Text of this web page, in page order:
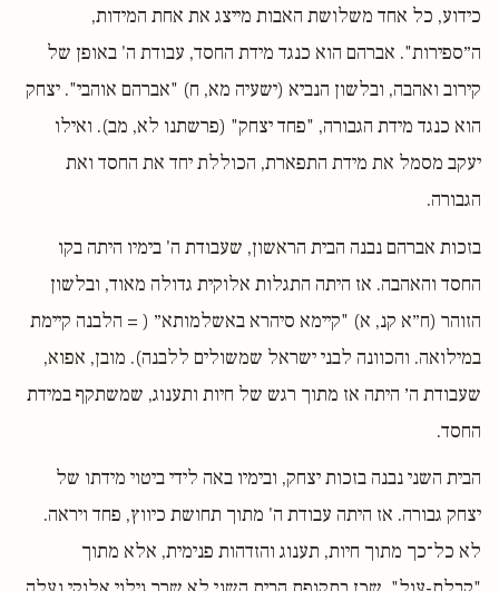
כידוע, כל אחד משלושת האבות מייצג את אחת המידות,
ה״ספירות". אברהם הוא כנגד מידת החסד, עבודת ה' באופן של
קירוב ואהבה, ובלשון הנביא (ישעיה מא, ח) "אברהם אוהבי". יצחק
הוא כנגד מידת הגבורה, "פחד יצחק" (פרשתנו לא, מב). ואילו
יעקב מסמל את מידת התפארת, הכוללת יחד את החסד ואת
הגבורה.
בזכות אברהם נבנה הבית הראשון, שעבודת ה' בימיו היתה בקו
החסד והאהבה. אז היתה התגלות אלוקית גדולה מאוד, ובלשון
הזוהר (ח״א קנ, א) "קיימא סיהרא באשלמותא״ ( = הלבנה קיימת
במילואה. והכוונה לבני ישראל שמשולים ללבנה). מובן, אפוא,
שעבודת ה׳ היתה אז מתוך רגש של חיות ותענוג, שמשתקף במידת
החסד.
הבית השני נבנה בזכות יצחק, ובימיו באה לידי ביטוי מידתו של
יצחק גבורה. אז היתה עבודת ה' מתוך תחושת כיווץ, פחד ויראה.
לא כל־כך מתוך חיות, תענוג והזדהות פנימית, אלא מתוך